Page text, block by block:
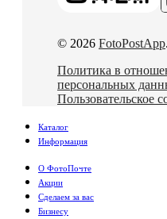
© 2026 FotoPostApp
Политика в
персональных
Пользовательское
Каталог
Информация
О ФотоПочте
Акции
Сделаем за вас
Бизнесу